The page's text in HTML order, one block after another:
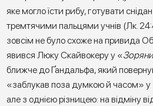
яке могло їсти рибу, готувати
тремтячими пальцями учнів (Лк.
зовсім не було схоже на привида
явився Люку Скайвокеру у «
ближче до Ґандальфа, який
«заблукав поза думкою й часом» у
але з однією різницею: на відміну